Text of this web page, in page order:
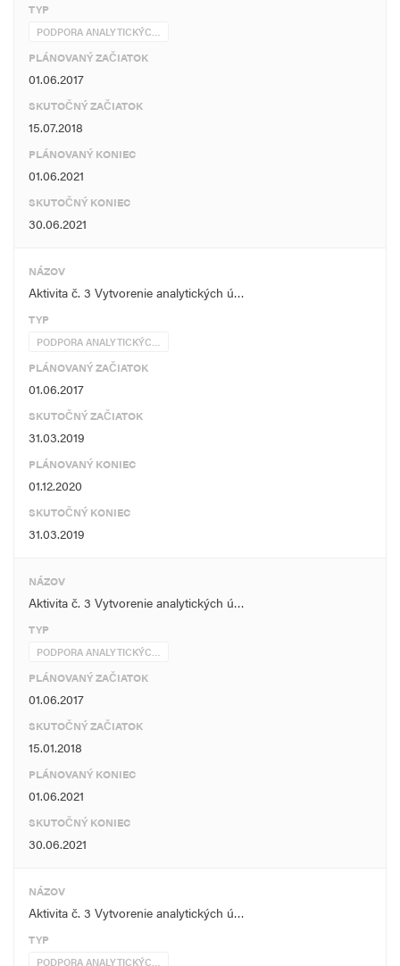
TYP
PODPORA ANALYTICKÝC…
PLÁNOVANÝ ZAČIATOK
01.06.2017
SKUTOČNÝ ZAČIATOK
15.07.2018
PLÁNOVANÝ KONIEC
01.06.2021
SKUTOČNÝ KONIEC
30.06.2021
NÁZOV
Aktivita č. 3 Vytvorenie analytických ú…
TYP
PODPORA ANALYTICKÝC…
PLÁNOVANÝ ZAČIATOK
01.06.2017
SKUTOČNÝ ZAČIATOK
31.03.2019
PLÁNOVANÝ KONIEC
01.12.2020
SKUTOČNÝ KONIEC
31.03.2019
NÁZOV
Aktivita č. 3 Vytvorenie analytických ú…
TYP
PODPORA ANALYTICKÝC…
PLÁNOVANÝ ZAČIATOK
01.06.2017
SKUTOČNÝ ZAČIATOK
15.01.2018
PLÁNOVANÝ KONIEC
01.06.2021
SKUTOČNÝ KONIEC
30.06.2021
NÁZOV
Aktivita č. 3 Vytvorenie analytických ú…
TYP
PODPORA ANALYTICKÝC…